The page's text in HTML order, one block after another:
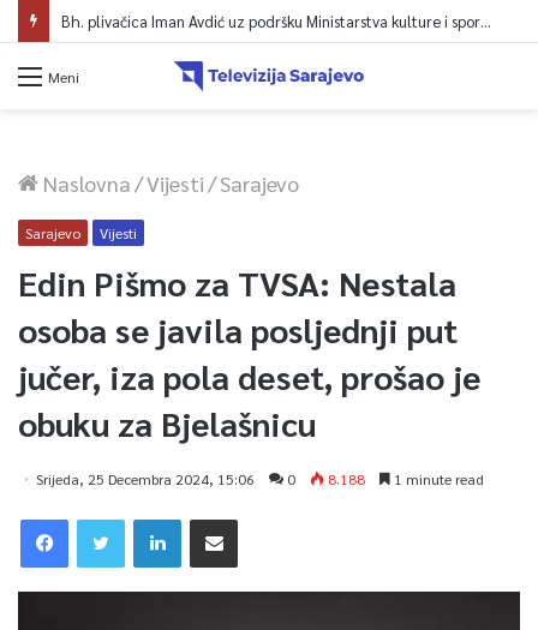
Bh. plivačica Iman Avdić uz podršku Ministarstva kulture i sporta KS kreće na Evropsko prvenstvo i Mediteranske igre
Meni
Naslovna/Vijesti/Sarajevo
Sarajevo Vijesti
Edin Pišmo za TVSA: Nestala
osoba se javila posljednji put
jučer, iza pola deset, prošao je
obuku za Bjelašnicu
Srijeda, 25 Decembra 2024, 15:06 0 8.188 1 minute read